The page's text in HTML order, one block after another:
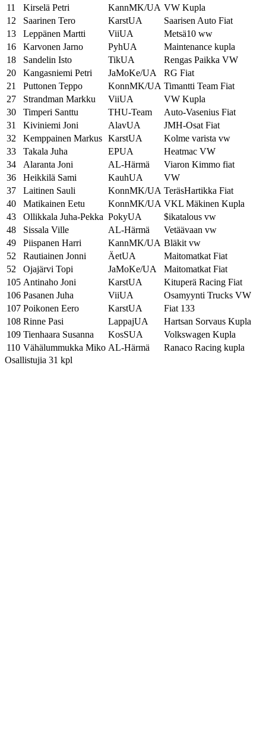
11
Kirselä Petri KannMK/UA VW Kupla
12
Saarinen Tero KarstUA
Saarisen Auto Fiat
13
Leppänen Martti ViiUA
Metsä10 ww
16
Karvonen Jarno PyhUA
Maintenance kupla
18
Sandelin Isto TikUA
Rengas Paikka VW
20
Kangasniemi Petri JaMoKe/UA
RG Fiat
21
Puttonen Teppo KonnMK/UA Timantti Team Fiat
27
Strandman Markku ViiUA
VW Kupla
30
Timperi Santtu THU-Team
Auto-Vasenius Fiat
31
Kiviniemi Joni AlavUA
JMH-Osat Fiat
32
Kemppainen Markus KarstUA
Kolme varista vw
33
Takala Juha EPUA
Heatmac VW
34
Alaranta Joni AL-Härmä
Viaron Kimmo fiat
36
Heikkilä Sami KauhUA
VW
37
Laitinen Sauli KonnMK/UA TeräsHartikka Fiat
40
Matikainen Eetu KonnMK/UA VKL Mäkinen Kupla
43
Ollikkala Juha-Pekka PokyUA
$ikatalous vw
48
Sissala Ville AL-Härmä
Vetäävaan vw
49
Piispanen Harri KannMK/UA Bläkit vw
52
Rautiainen Jonni ÄetUA
Maitomatkat Fiat
52
Ojajärvi Topi JaMoKe/UA
Maitomatkat Fiat
105 Antinaho Joni KarstUA
Kituperä Racing Fiat
106 Pasanen Juha ViiUA
Osamyynti Trucks VW
107 Poikonen Eero KarstUA
Fiat 133
108 Rinne Pasi LappajUA
Hartsan Sorvaus Kupla
109 Tienhaara Susanna KosSUA
Volkswagen Kupla
110 Vähälummukka Miko AL-Härmä
Ranaco Racing kupla
Osallistujia 31 kpl